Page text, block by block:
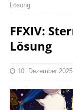
Lösung
FFXIV:
Lösung
10. Dezember 2025